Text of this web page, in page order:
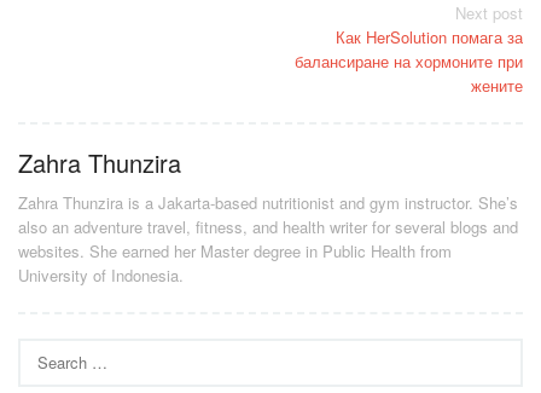
Next post
Как HerSolution помага за
балансиране на хормоните при
жените
Zahra Thunzira
Zahra Thunzira is a Jakarta-based nutritionist and gym instructor. She’s
also an adventure travel, fitness, and health writer for several blogs and
websites. She earned her Master degree in Public Health from
University of Indonesia.
for: